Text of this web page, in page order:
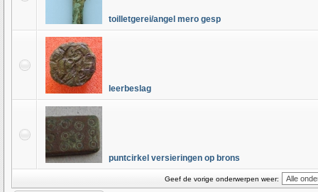
toilletgerei/angel mero gesp
leerbeslag
puntcirkel versieringen op brons
Geef de vorige onderwerpen weer: